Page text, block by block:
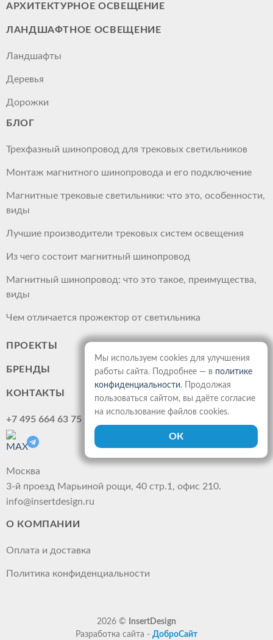
АРХИТЕКТУРНОЕ ОСВЕЩЕНИЕ
ЛАНДШАФТНОЕ ОСВЕЩЕНИЕ
Ландшафты
Деревья
Дорожки
БЛОГ
Трехфазный шинопровод для трековых светильников
Монтаж магнитного шинопровода и его подключение
Магнитные трековые светильники: что это, особенности,
виды
Лучшие производители трековых систем освещения
Из чего состоит магнитный шинопровод
Магнитный шинопровод: что это такое, преимущества,
виды
Чем отличается прожектор от светильника
ПРОЕКТЫ
БРЕНДЫ
КОНТАКТЫ
+7 495 664 63 75
Москва
3-й проезд Марьиной рощи, 40 стр.1, офис 210.
info@insertdesign.ru
О КОМПАНИИ
Оплата и доставка
Политика конфиденциальности
2026 ©
InsertDesign
Разработка сайта - ДоброСайт
Мы используем cookies для улучшения
работы сайта. Подробнее — в политике
конфиденциальности. Продолжая
пользоваться сайтом, вы даёте согласие
на использование файлов cookies.